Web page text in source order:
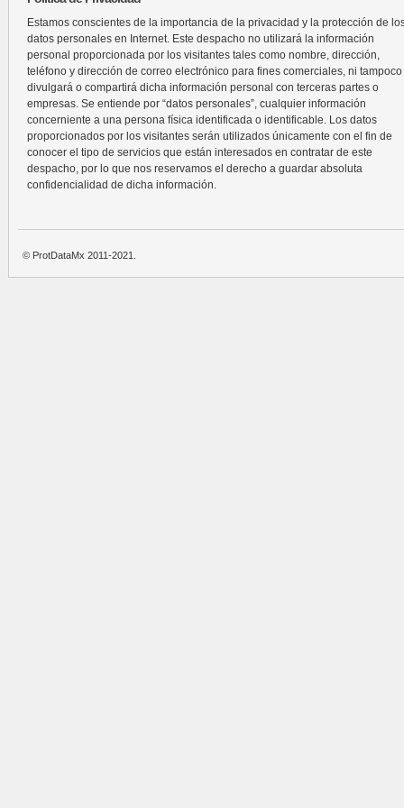
Estamos conscientes de la importancia de la privacidad y la protección de
datos personales en Internet. Este despacho no utilizará la información
personal proporcionada por los visitantes tales como nombre, dirección,
teléfono y dirección de correo electrónico para fines comerciales, ni tampoco
divulgará o compartirá dicha información personal con terceras partes o
empresas. Se entiende por “datos personales”, cualquier información
concerniente a una persona física identificada o identificable. Los datos
proporcionados por los visitantes serán utilizados únicamente con el fin de
conocer el tipo de servicios que están interesados en contratar de este
despacho, por lo que nos reservamos el derecho a guardar absoluta
confidencialidad de dicha información.
© ProtDataMx 2011-2021.